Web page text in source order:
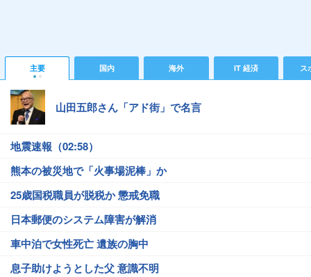
主要 国内 海外 IT 経済 ス
山田五郎さん「アド街」で名言
地震速報（02:58）
熊本の被災地で「火事場泥棒」か
25歳国税職員が脱税か 懲戒免職
日本郵便のシステム障害が解消
車中泊で女性死亡 遺族の胸中
息子助けようとした父 意識不明